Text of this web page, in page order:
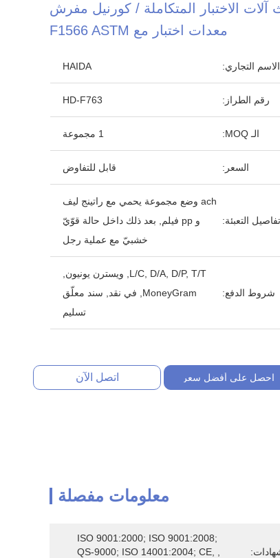
آلات الاختبار المتكاملة / كورنيل مفرش
معدات اختبار مع F1566 ASTM
الاسم التجاري: HAIDA
رقم الطراز: HD-F763
الـ MOQ: 1 مجموعة
السعر: قابل للتفاوض
تفاصيل التعبئة:
ach وضع مجموعة يحمي مع راتينج ليف
و pp فيلم, بعد ذلك داخل حالة قوّيّ
خشبيّ مع عملية رجل
شروط الدفع:
L/C, D/A, D/P, T/T, ويسترن يونيون,
MoneyGram, في نقد, سند معلّق
تسليم
احصل على أفضل سعر اتصل الآن
معلومات مفصلة
ISO 9001:2000; ISO 9001:2008;
QS-9000; ISO 14001:2004; CE, ,